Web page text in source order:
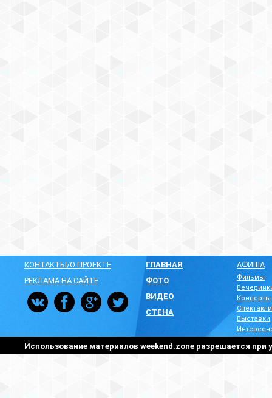
КОНТАКТЫ/О ПРОЕКТЕ
РЕКЛАМА НА САЙТЕ
ГЛАВНАЯ
ФОТО
ВИДЕО
СТЕНА
АФИША
Фильмы
Концерты
Спектакли
Выставки
Использование материалов weekend.zone разрешается